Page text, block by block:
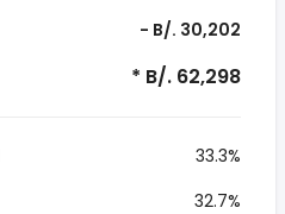
- B/. 30,202
* B/. 62,298
33.3%
32.7%